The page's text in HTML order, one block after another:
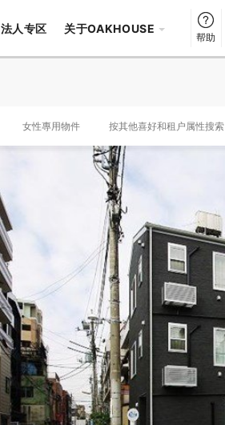
法人专区 关于OAKHOUSE
帮助
女性專用物件 按其他喜好和租户属性搜索